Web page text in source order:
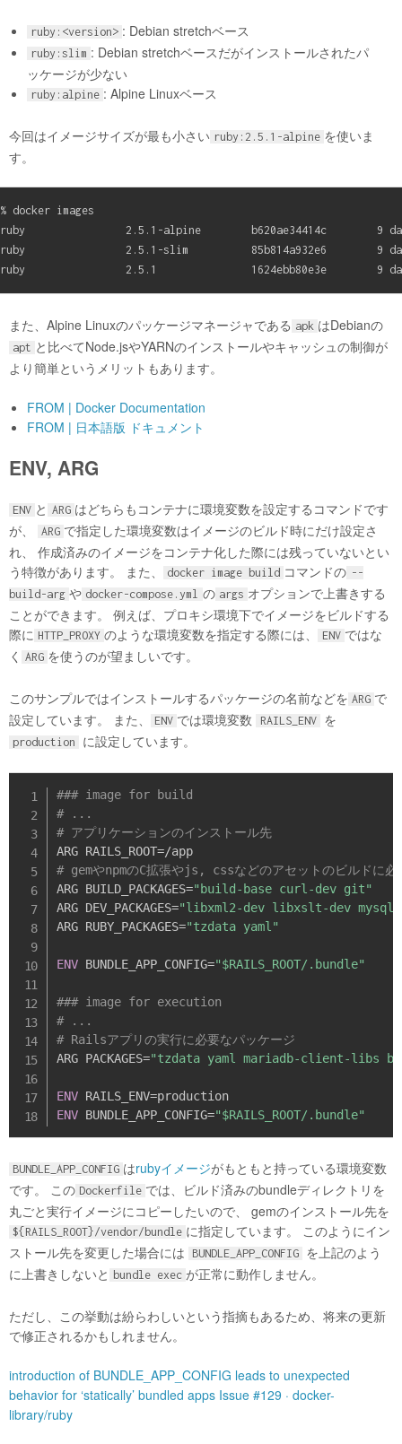
ruby:<version> : Debian stretchベース
ruby:slim : Debian stretchベースだがインストールされたパ
ッケージが少ない
ruby:alpine : Alpine Linuxベース
今回はイメージサイズが最も小さい ruby:2.5.1-alpine を使いま
す。
% docker images
ruby                2.5.1-alpine        b620ae34414c        9
ruby                2.5.1-slim          85b814a932e6        9
また、Alpine Linuxのパッケージマネージャである apk はDebianの
apt と比べてNode.jsやYARNのインストールやキャッシュの制御が
より簡単というメリットもあります。
FROM | Docker Documentation
FROM | 日本語版 ドキュメント
ENV, ARG
ENV と ARG はどちらもコンテナに環境変数を設定するコマンドです
が、
ARG で指定した環境変数はイメージのビルド時にだけ設定さ
れ、 作成済みのイメージをコンテナ化した際には残っていないとい
う特徴があります。 また、
docker image build コマンドの --
build-arg や docker-compose.yml の args オプションで上書きする
ことができます。 例えば、プロキシ環境下でイメージをビルドする
際に HTTP_PROXY のような環境変数を指定する際には、 ENV ではな
く
ARG を使うのが望ましいです。
このサンプルではインストールするパッケージの名前などを ARG で
設定しています。 また、
ENV では環境変数 RAILS_ENV を
production に設定しています。
### image for build
# ...
# アプリケーションのインストール先
# gemやnpmのC拡張やjs, cssなどのアセットのビルドに必
ARG BUILD_PACKAGES="build-base curl-dev git"
ARG DEV_PACKAGES="libxml2-dev libxslt-dev
ARG RUBY_PACKAGES="tzdata yaml"
ENV BUNDLE_APP_CONFIG="$RAILS_ROOT/.bundle"
### image for execution
# ...
# Railsアプリの実行に必要なパッケージ
ARG PACKAGES="tzdata yaml mariadb-client-libs
ENV
ENV BUNDLE_APP_CONFIG="$RAILS_ROOT/.bundle"
BUNDLE_APP_CONFIG はrubyイメージがもともと持っている環境変数
です。 この Dockerfile では、ビルド済みのbundleディレクトリを
丸ごと実行イメージにコピーしたいので、 gemのインストール先を
${RAILS_ROOT}/vendor/bundle に指定しています。 このようにイン
ストール先を変更した場合には
BUNDLE_APP_CONFIG を上記のよう
に上書きしないと bundle exec が正常に動作しません。
ただし、この挙動は紛らわしいという指摘もあるため、将来の更新
で修正されるかもしれません。
introduction of BUNDLE_APP_CONFIG leads to unexpected
behavior for ‘statically’ bundled apps Issue #129 · docker-
library/ruby